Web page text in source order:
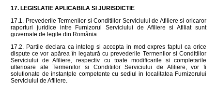
17. LEGISLATIE APLICABILA SI JURISDICTIE
17.1. Prevederile Termenilor si Conditiilor Serviciului de Afiliere si oricaror
raporturi juridice intre Furnizorul Serviciului de Afiliere si Afiliat sunt
guvernate de legile din România.
17.2. Partile declara ca inteleg si accepta in mod expres faptul ca orice
dispute ce vor apărea în legatură cu prevederile Termenilor si Conditiilor
Serviciului de Afiliere, respectiv cu toate modificarile si completarile
ulterioare ale Termenilor si Conditiilor Serviciului de Afiliere, vor fi
solutionate de instanţele competente cu sediul in localitatea Furnizorului
Serviciului de Afiliere.